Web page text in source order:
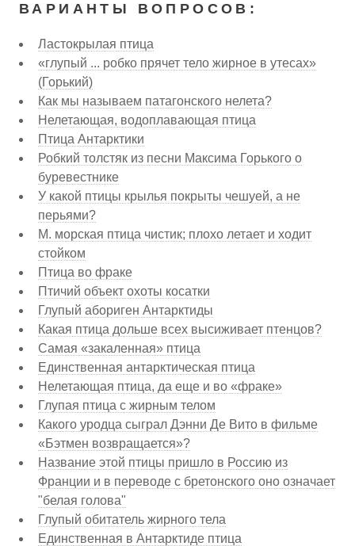
ВАРИАНТЫ ВОПРОСОВ:
Ластокрылая птица
«глупый ... робко прячет тело жирное в утесах»
(Горький)
Как мы называем патагонского нелета?
Нелетающая, водоплавающая птица
Птица Антарктики
Робкий толстяк из песни Максима Горького о
буревестнике
У какой птицы крылья покрыты чешуей, а не
перьями?
М. морская птица чистик; плохо летает и ходит
стойком
Птица во фраке
Птичий объект охоты косатки
Глупый абориген Антарктиды
Какая птица дольше всех высиживает птенцов?
Самая «закаленная» птица
Единственная антарктическая птица
Нелетающая птица, да еще и во «фраке»
Глупая птица с жирным телом
Какого уродца сыграл Дэнни Де Вито в фильме
«Бэтмен возвращается»?
Название этой птицы пришло в Россию из
Франции и в переводе с бретонского оно означает
"белая голова"
Глупый обитатель жирного тела
Единственная в Антарктиде птица